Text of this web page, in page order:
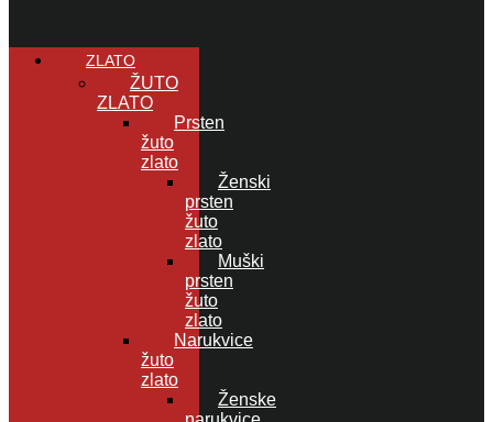
ZLATO
ŽUTO
ZLATO
Prsten
žuto
zlato
Ženski
prsten
žuto
zlato
Muški
prsten
žuto
zlato
Narukvice
žuto
zlato
Ženske